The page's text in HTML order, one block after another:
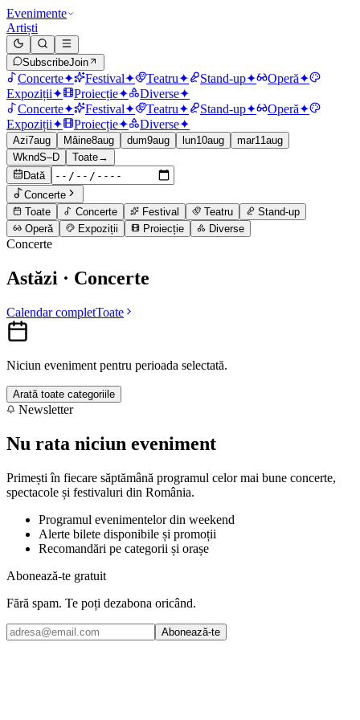
Evenimente
Artiști
SubscribeJoin
Concerte✦ Festival✦ Teatru✦ Stand-up✦ Operă✦
Expoziții✦ Proiecție✦ Diverse✦
Concerte✦ Festival✦ Teatru✦ Stand-up✦ Operă✦
Expoziții✦ Proiecție✦ Diverse✦
Azi7aug Mâine8aug dum9aug lun10aug mar11aug
WkndS–D Toate→
Dată
Concerte
Toate
Concerte Festival Teatru
Stand-up
Operă
Expoziții Proiecție Diverse
Concerte
Astăzi · Concerte
Calendar completToate
Niciun eveniment pentru perioada selectată.
Arată toate categoriile
Newsletter
Nu rata niciun eveniment
Primești în fiecare săptămână programul celor mai bune concerte,
spectacole și festivaluri din România.
Programul evenimentelor din weekend
Alerte bilete disponibile și promoții
Recomandări pe categorii și orașe
Abonează-te gratuit
Fără spam. Te poți dezabona oricând.
Abonează-te